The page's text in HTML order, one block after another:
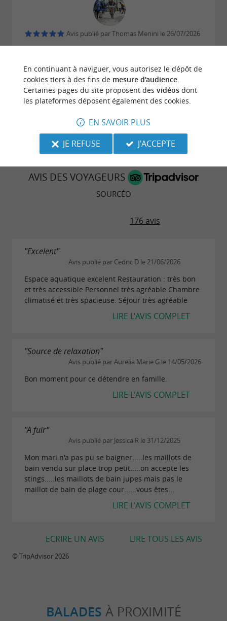
Avis publié par Thomas Menini le 26/07/2026
une température d’eau plus élevée, ce qui
apporterait encore plus de confort.
AVIS DES VOYAGEURS
SOURCÉO
176 avis
"Excelent"
Avis publié par Cedric D le 21/06/2026
Espace aquatique excelent Restauration : très bon
et très accessible Personnel très agréable Chambre
climatisé et très spacieuse. Séjour très agréable
LIRE L'AVIS COMPLET
"Source de relaxation"
Avis publié par Aurelia Marie G le 14/05/2026
Bon moment pour ce détendre en famille.
LIRE L'AVIS COMPLET
"A fuir"
Avis publié par Jessica R le 31/12/2025
Mon mari n'a pas pu se baigner.....les maillots de
bain vendu sur place trop petit.....on accepte les
stings.....les maillots de bain jupes mais pas le
maillot de bain de plage cour......vous êtes...
LIRE L'AVIS COMPLET
LIRE TOUS LES AVIS
ECRIRE UN AVIS
© TripAdvisor 2026
BALADES À PROXIMITÉ
En continuant à naviguer, vous autorisez le dépôt de
cookies tiers à des fins de mesure d'audience.
Certaines pages du site proposent des vidéosdont
les plateformes déposent également des cookies.
EN SAVOIR PLUS
JE REFUSE
J'ACCEPTE